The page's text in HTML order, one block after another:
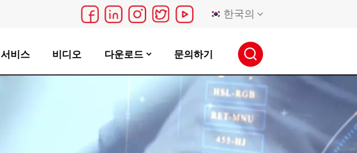
한국의
English
français
서비스 비디오 다운로드 문의하기